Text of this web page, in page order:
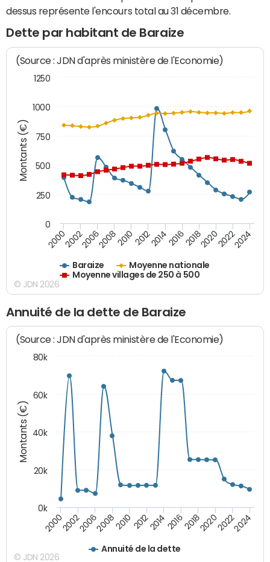
dessus représente l'encours total au 31 décembre.
Dette par habitant de Baraize
Montants (€)
(Source : JDN d'après ministère de l'Economie)
Baraize
Moyenne nationale
Moyenne villages de 250 à 500
200020022006200820102012201420162018202020222024
0
250
500
750
1000
1250
© JDN 2026
Annuité de la dette de Baraize
Montants (€)
(Source : JDN d'après ministère de l'Economie)
Annuité de la dette
20002002200620082010 2012201420162018202020222024
0k
20k
40k
60k
80k
© JDN 2026